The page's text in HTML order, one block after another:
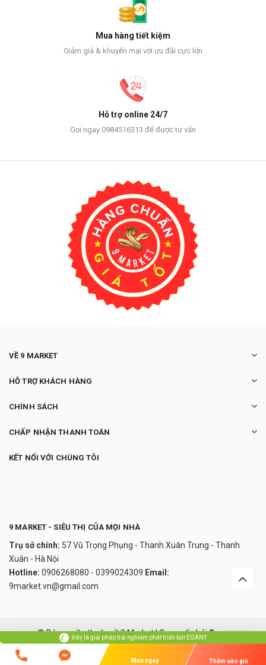
Mua hàng tiết kiệm
Giảm giá & khuyến mại với ưu đãi cực lớn
Hỗ trợ online 24/7
Gọi ngay 0984516313 để được tư vấn
VỀ 9 MARKET
HỖ TRỢ KHÁCH HÀNG
CHÍNH SÁCH
CHẤP NHẬN THANH TOÁN
KẾT NỐI VỚI CHÚNG TÔI
9 MARKET - SIÊU THỊ CỦA MỌI NHÀ
Trụ sở chính: 57 Vũ Trọng Phụng - Thanh Xuân Trung - Thanh
Xuân - Hà Nội
Hotline: 0906268080 - 0399024309 Email:
9market.vn@gmail.com
© Bản quyền thuộc về 9 Market|Cung cấp bởiSapo
So sánh
2.250.000₫
undefined
Đây là giải pháp trải nghiệm phát triển bởi EGANY
Xem Giỏ Hàng Và Thanh Toán
Đây là giải pháp trải nghiệm phát triển bởi EGANY
Mua ngay Thêm vào giỏ